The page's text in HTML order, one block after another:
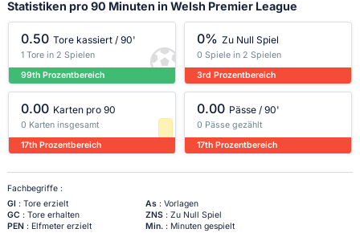
Statistiken pro 90 Minuten in Welsh Premier League
0.50 Tore kassiert / 90'
1 Tore in 2 Spielen
99th Prozentbereich
0% Zu Null Spiel
0 Spiele in 2 Spielen
3rd Prozentbereich
0.00 Karten pro 90
0 Karten insgesamt
17th Prozentbereich
0.00 Pässe / 90'
0 Pässe gezählt
17th Prozentbereich
Fachbegriffe :
Gl : Tore erzielt As: Vorlagen
GC : Tore erhalten ZNS: Zu Null Spiel
PEN : Elfmeter erzielt Min.: Minuten gespielt